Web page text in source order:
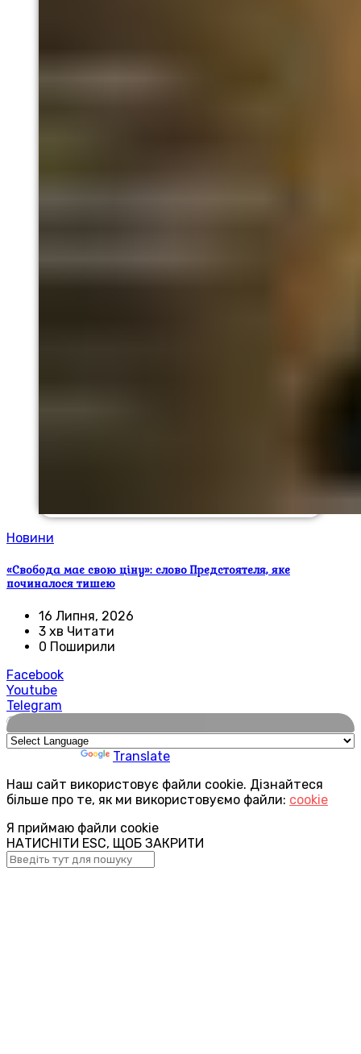
Новини
«Свобода має свою ціну»: слово Предстоятеля, яке
починалося тишею
16 Липня, 2026
3 хв Читати
0 Поширили
Facebook
Youtube
Telegram
🌍
Translate
Наш сайт використовує файли cookie. Дізнайтеся
більше про те, як ми використовуємо файли: cookie
Я приймаю файли cookie
НАТИСНІТИ ESC, ЩОБ ЗАКРИТИ